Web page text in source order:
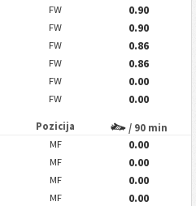
FW
0.90
FW
0.90
FW
0.86
FW
0.86
FW
0.00
FW 0.00
Pozicija / 90 min
MF
0.00
MF
0.00
MF
0.00
MF
0.00